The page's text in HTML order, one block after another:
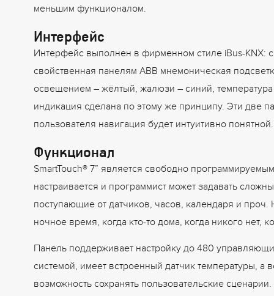
меньшим функционалом.
Интерфейс
Интерфейс выполнен в фирменном стиле iBus-KNX:
свойственная панелям ABB мнемоническая
освещением – жёлтый, жалюзи – синий,
индикация сделана по этому же принципу. Эти две
пользователя навигация будет интуитивно понятной.
Функционал
SmartTouch® 7” является свободно
настраивается и программист может задавать
поступающие от датчиков, часов, календаря и
ночное время, когда кто-то дома, когда никого нет,
Панель поддерживает настройку до 480
системой, имеет встроенный датчик температуры,
возможность сохранять пользовательские